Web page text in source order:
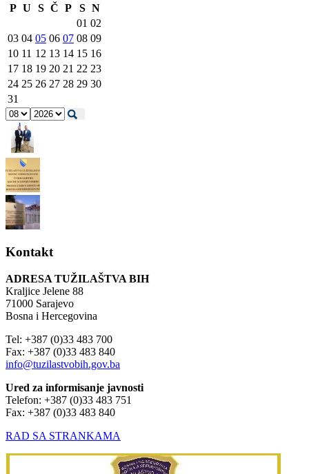
P U S Č P S N
01 02
03 04 05 06 07 08 09
10 11 12 13 14 15 16
17 18 19 20 21 22 23
24 25 26 27 28 29 30
31
Kontakt
ADRESA TUŽILAŠTVA BIH
Kraljice Jelene 88
71000 Sarajevo
Bosna i Hercegovina
Tel: +387 (0)33 483 700
Fax: +387 (0)33 483 840
info@tuzilastvobih.gov.ba
Ured za informisanje javnosti
Telefon: +387 (0)33 483 751
Fax: +387 (0)33 483 840
RAD SA STRANKAMA